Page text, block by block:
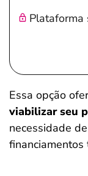
Plataforma
Essa opção
viabilizar seu
necessidade
financiamentos